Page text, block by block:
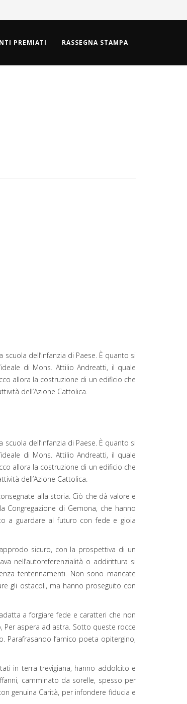
PREMIATI RASSEGNA STAMPA
dell’infanzia di Paese. È quanto si
di Mons. Attilio Andreatti, il quale
allora la costruzione di un edificio che
dell’Azione Cattolica.
dell’infanzia di Paese. È quanto si
di Mons. Attilio Andreatti, il quale
allora la costruzione di un edificio che
dell’Azione Cattolica.
alla storia. Ciò che dà valore e
di Gemona, che hanno
a guardare al futuro con fede e gioia
sicuro, con la prospettiva di un
nell’autoreferenzialità o addirittura si
tentennamenti. Non sono mancate
gli ostacoli, ma hanno proseguito con
a forgiare fede e caratteri che non
aspera ad astra. Sotto queste rocce
l’amico poeta opitergino,
in terra trevigiana, hanno addolcito e
camminato da sorelle, spesso per
genuina Carità, per infondere fiducia e